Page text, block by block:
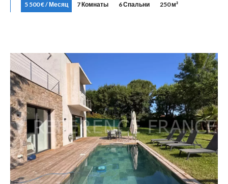
5 500 € / Месяц 7 Комнаты 6 Спальни 250 м²